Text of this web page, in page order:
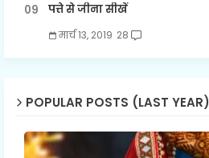
पत्ते से जीना सीखें
मार्च 13, 2019 28
POPULAR POSTS (LAST YEAR)